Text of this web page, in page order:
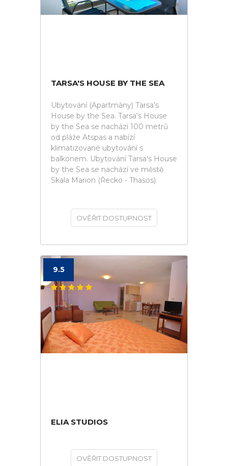
TARSA'S HOUSE BY THE SEA
Ubytování (Apartmány) Tarsa's
House by the Sea. Tarsa's House
by the Sea se nachází 100 metrů
od pláže Atspas a nabízí
klimatizované ubytování s
balkonem. Ubytování Tarsa's House
by the Sea se nachází ve městě
Skala Marion (Řecko - Thasos).
OVĚŘIT DOSTUPNOST
9.5
ELIA STUDIOS
OVĚŘIT DOSTUPNOST